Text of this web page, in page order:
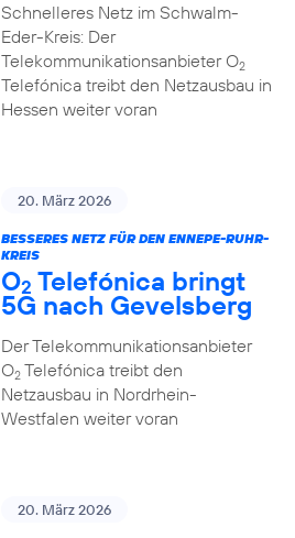
Schnelleres Netz im Schwalm-
Eder-Kreis: Der
Telekommunikationsanbieter O2
Telefónica treibt den Netzausbau in
Hessen weiter voran
20. März 2026
BESSERES NETZ FÜR DEN ENNEPE-RUHR-
KREIS
O2 Telefónica bringt
5G nach Gevelsberg
Der Telekommunikationsanbieter
O2Telefónica treibt den
Netzausbau in Nordrhein-
Westfalen weiter voran
20. März 2026